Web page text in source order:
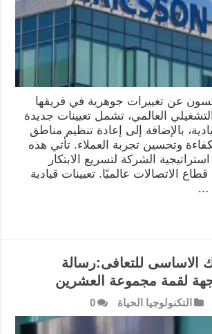
عن تغييرات جوهرية في فريقها
التشغيلي العالمي، تشمل تعيينات جديدة
بالإضافة إلى إعادة تنظيم مناطق
وتحسين تجربة العملاء. تأتي هذه
الشركة لتسريع الابتكار
الاتصالات عالميًا. تعيينات قيادية
…
الاساسى للتعافى:رسالة
لقمة مجموعة العشرين
التكنولوجيا الحياة 0